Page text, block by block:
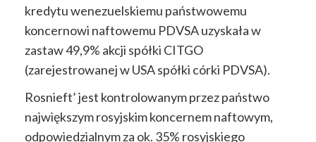
kredytu wenezuelskiemu państwowemu
koncernowi naftowemu PDVSA uzyskała w
zastaw 49,9% akcji spółki CITGO
(zarejestrowanej w USA spółki córki PDVSA).
Rosnieft’ jest kontrolowanym przez państwo
największym rosyjskim koncernem naftowym,
odpowiedzialnym za ok. 35% rosyjskiego